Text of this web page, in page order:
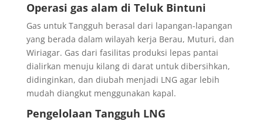
Operasi gas alam di Teluk Bintuni
Gas untuk Tangguh berasal dari lapangan-lapangan
yang berada dalam wilayah kerja Berau, Muturi, dan
Wiriagar. Gas dari fasilitas produksi lepas pantai
dialirkan menuju kilang di darat untuk dibersihkan,
didinginkan, dan diubah menjadi LNG agar lebih
mudah diangkut menggunakan kapal.
Pengelolaan Tangguh LNG